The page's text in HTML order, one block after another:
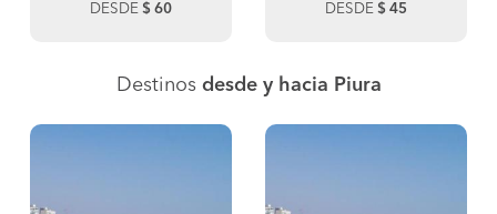
DESDE $ 60
DESDE $ 45
Destinos desde y hacia Piura